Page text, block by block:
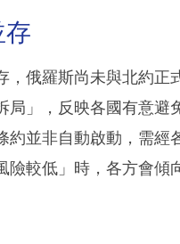
存
，俄羅斯尚未與北約正
局」，反映各國有意避
約並非自動啟動，需經
險較低」時，各方會傾